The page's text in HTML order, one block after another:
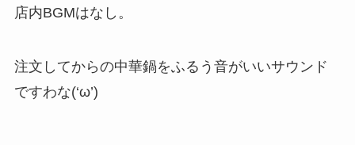
店内BGMはなし。
注文してからの中華鍋をふるう音がいいサウンド
ですわな(‘ω’)